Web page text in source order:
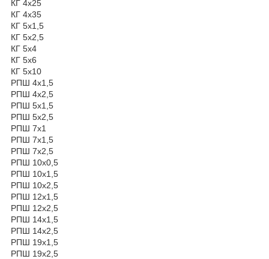
КГ 4х25
КГ 4х35
КГ 5х1,5
КГ 5х2,5
КГ 5х4
КГ 5х6
КГ 5х10
РПШ 4х1,5
РПШ 4х2,5
РПШ 5х1,5
РПШ 5х2,5
РПШ 7х1
РПШ 7х1,5
РПШ 7х2,5
РПШ 10х0,5
РПШ 10х1,5
РПШ 10х2,5
РПШ 12х1,5
РПШ 12х2,5
РПШ 14х1,5
РПШ 14х2,5
РПШ 19х1,5
РПШ 19х2,5